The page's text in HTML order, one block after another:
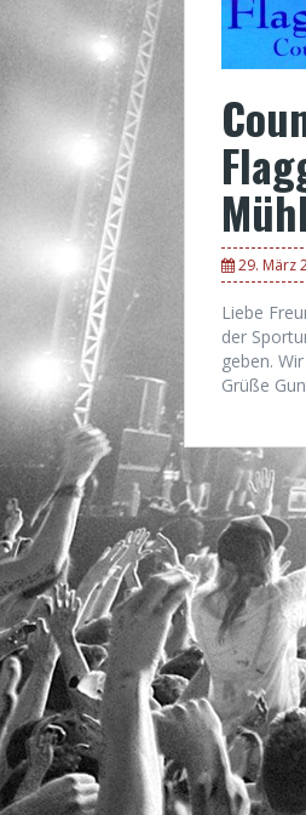
29. März
Liebe
der
geben.
Grüße